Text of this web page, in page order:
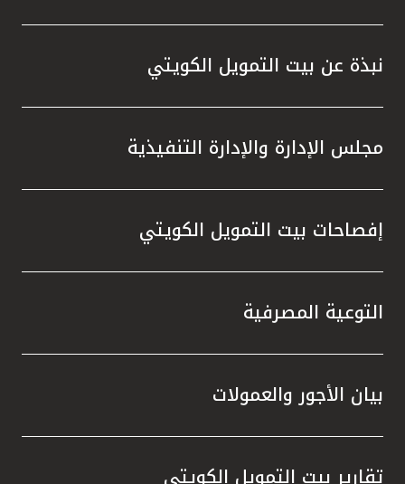
نبذة عن بيت التمويل الكويتي
مجلس الإدارة والإدارة التنفيذية
إفصاحات بيت التمويل الكويتي
التوعية المصرفية
بيان الأجور والعمولات
تقارير بيت التمويل الكويتي